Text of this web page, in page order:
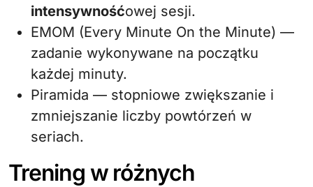
intensywnośćowej sesji.
EMOM (Every Minute On the Minute) —
zadanie wykonywane na początku
każdej minuty.
Piramida — stopniowe zwiększanie i
zmniejszanie liczby powtórzeń w
seriach.
Trening w różnych